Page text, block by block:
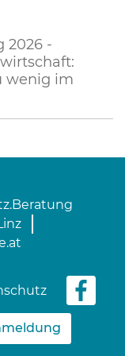
2026 -
wenig im